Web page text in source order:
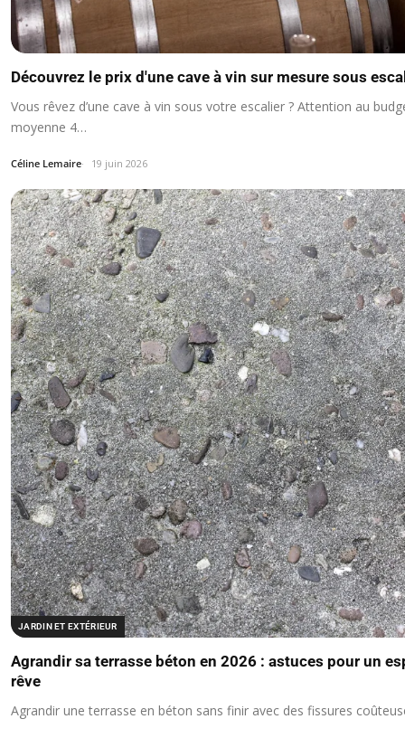
Découvrez le prix d'une cave à vin sur mesure sous
Vous rêvez d’une cave à vin sous votre escalier ? Attention au
moyenne 4…
Céline Lemaire 19 juin 2026
JARDIN ET EXTÉRIEUR
Agrandir sa terrasse béton en 2026 : astuces pour un
rêve
Agrandir une terrasse en béton sans finir avec des fissures